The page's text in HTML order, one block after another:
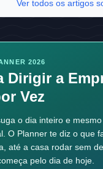
Ver todos os artigos
2026
Dirigir a
Vez
o dia inteiro e
O Planner te diz o que
até a casa rodar sem
pelo dia de hoje.